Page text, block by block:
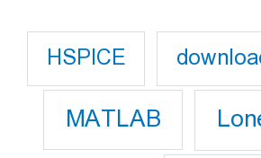
HSPICE
MATLAB